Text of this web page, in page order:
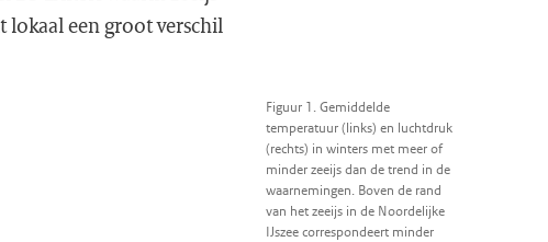
lokaal een groot verschil
Figuur 1. Gemiddelde
temperatuur (links) en luchtdruk
(rechts) in winters met meer of
minder zeeijs dan de trend in de
waarnemingen. Boven de rand
van het zeeijs in de Noordelijke
IJszee correspondeert minder